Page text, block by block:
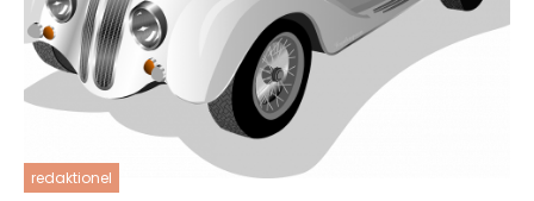
redaktionel